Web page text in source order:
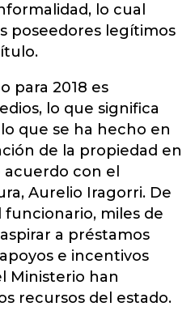
lo cual
poseedores legítimos
para 2018 es
lo que significa
que se ha hecho en
de la propiedad en
acuerdo con el
Aurelio Iragorri. De
miles de
a préstamos
e incentivos
Ministerio han
recursos del estado.